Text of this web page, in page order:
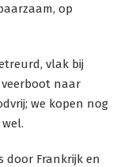
op
vlak bij
naar
we kopen nog
door Frankrijk en